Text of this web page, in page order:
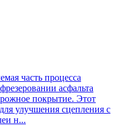
часть процесса
асфальта
покрытие. Этот
улучшения сцепления с
н...